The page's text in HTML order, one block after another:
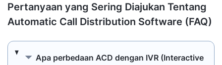
Pertanyaan yang Sering Diajukan Tentang
Automatic Call Distribution Software (FAQ)
Apa perbedaan ACD dengan IVR (Interactive
Apa perbedaan ACD dengan IVR